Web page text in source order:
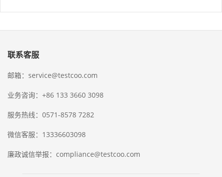
联系客服
邮箱：service@testcoo.com
业务咨询：+86 133 3660 3098
服务热线：0571-8578 7282
微信客服：13336603098
廉政诚信举报：compliance@testcoo.com